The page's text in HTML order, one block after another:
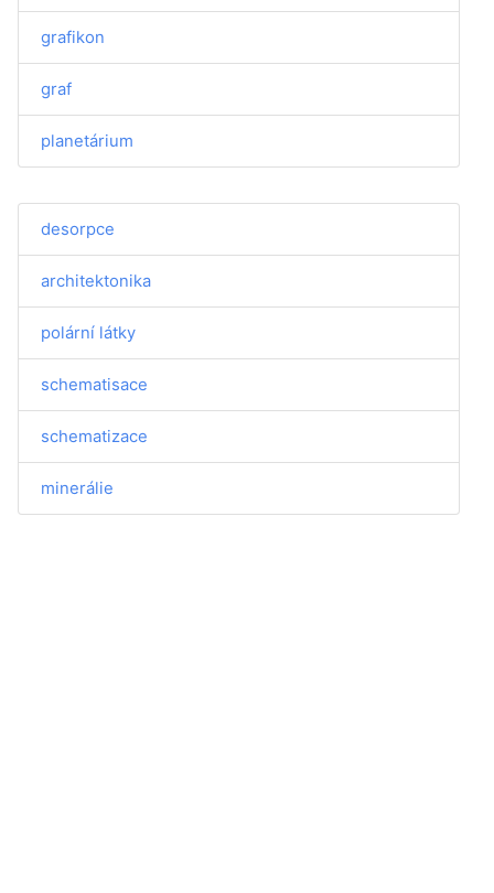
grafikon
graf
planetárium
desorpce
architektonika
polární látky
schematisace
schematizace
minerálie